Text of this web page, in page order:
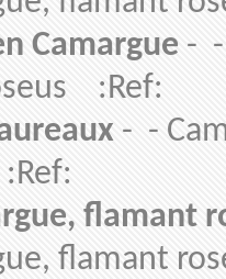
Camargue - -
:Ref:
- -
flamant
flamant